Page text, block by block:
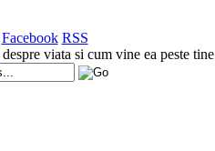
Facebook RSS
despre viata si cum vine ea peste tine